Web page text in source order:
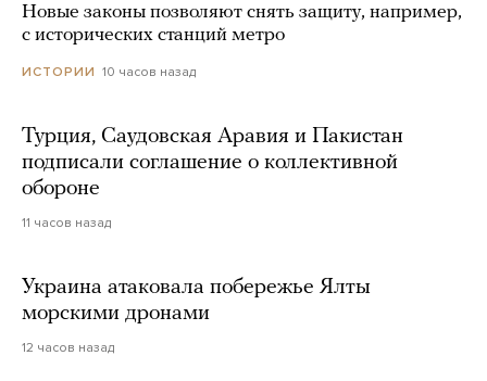
Новые законы позволяют снять защиту, например,
с исторических станций метро
ИСТОРИИ 10 часов назад
Турция, Саудовская Аравия и Пакистан
подписали соглашение о коллективной
обороне
11 часов назад
Украина атаковала побережье Ялты
морскими дронами
12 часов назад